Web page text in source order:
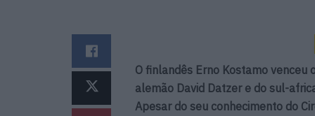
O finlandês Erno Kostamo venceu
alemão David Datzer e do sul-
Apesar do seu conhecimento do